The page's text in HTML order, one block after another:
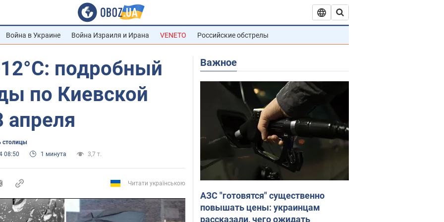
Война в Украине Война Израиля и Ирана VENETO Российские обстрелы
подробный
по Киевской
апреля
столицы
08:50 1 минута 3,7 т.
Читати українською
Важное
АЗС "готовятся" существенно
повышать цены: украинцам
рассказали, чего ожидать